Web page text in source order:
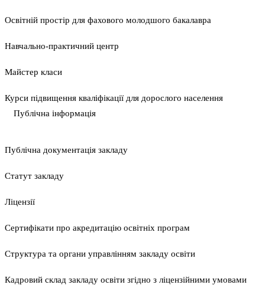
Освітній простір для фахового молодшого бакалавра
Навчально-практичний центр
Майстер класи
Курси підвищення кваліфікації для дорослого населення
Публічна інформація
Публічна документація закладу
Статут закладу
Ліцензії
Сертифікати про акредитацію освітніх програм
Структура та органи управлінням закладу освіти
Кадровий склад закладу освіти згідно з ліцензійними умовами